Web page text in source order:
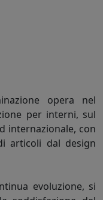
opera nel
per interni, sul
internazionale, con
articoli dal design
evoluzione, si